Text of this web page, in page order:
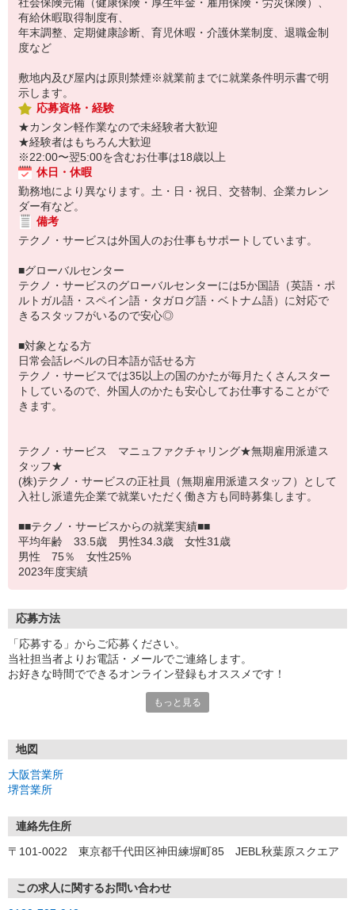
有給休暇取得制度有、
年末調整、定期健康診断、育児休暇・介護休業制度、退職金制
度など
敷地内及び屋内は原則禁煙※就業前までに就業条件明示書で明
示します。
応募資格・経験
★カンタン軽作業なので未経験者大歓迎
★経験者はもちろん大歓迎
※22:00〜翌5:00を含むお仕事は18歳以上
休日・休暇
勤務地により異なります。土・日・祝日、交替制、企業カレン
ダー有など。
備考
テクノ・サービスは外国人のお仕事もサポートしています。
■グローバルセンター
テクノ・サービスのグローバルセンターには5か国語（英語・ポ
ルトガル語・スペイン語・タガログ語・ベトナム語）に対応で
きるスタッフがいるので安心◎
■対象となる方
日常会話レベルの日本語が話せる方
テクノ・サービスでは35以上の国のかたが毎月たくさんスター
トしているので、外国人のかたも安心してお仕事することがで
きます。
テクノ・サービス マニュファクチャリング★無期雇用派遣ス
タッフ★
(株)テクノ・サービスの正社員（無期雇用派遣スタッフ）として
入社し派遣先企業で就業いただく働き方も同時募集します。
■■テクノ・サービスからの就業実績■■
平均年齢 33.5歳 男性34.3歳 女性31歳
男性 75％ 女性25%
2023年度実績
応募方法
「応募する」からご応募ください。
当社担当者よりお電話・メールでご連絡します。
お好きな時間でできるオンライン登録もオススメです！
〒590-0075 大阪府堺市堺区南花田口町2-3-20 三共堺東ビル 4F
もっと見る
地図
大阪営業所
堺営業所
連絡先住所
〒101-0022 東京都千代田区神田練塀町85 JEBL秋葉原スクエア
この求人に関するお問い合わせ